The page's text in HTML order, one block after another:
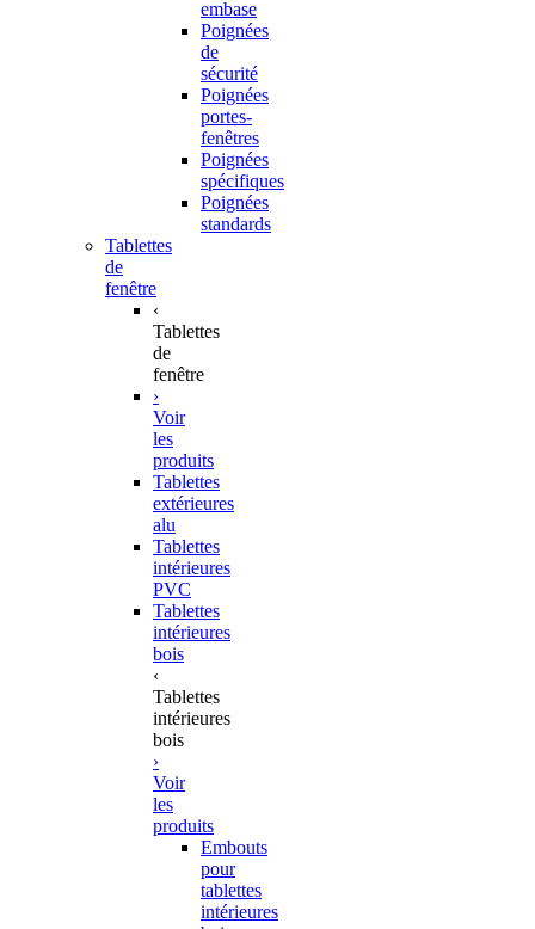
embase
Poignées
de
sécurité
Poignées
portes-
fenêtres
Poignées
spécifiques
Poignées
standards
Tablettes
de
fenêtre
‹
Tablettes
de
fenêtre
›
Voir
les
produits
Tablettes
extérieures
alu
Tablettes
intérieures
PVC
Tablettes
intérieures
bois
‹
Tablettes
intérieures
bois
›
Voir
les
produits
Embouts
pour
tablettes
intérieures